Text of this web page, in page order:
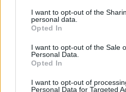
I want to opt-out of the
personal data.
Opted In
I want to opt-out of the Sale
Personal Data.
Opted In
I want to opt-out of
Personal Data for Targeted